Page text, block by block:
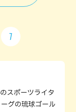
7
スポーツライタ
グの琉球ゴール